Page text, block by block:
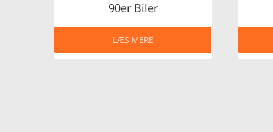
90er Biler
LÆS MERE